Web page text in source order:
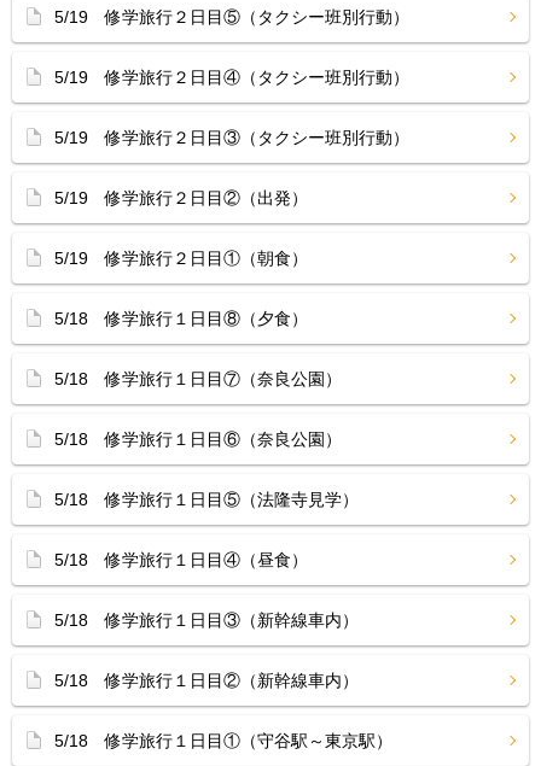
5/19 修学旅行２日目⑤（タクシー班別行動）
5/19 修学旅行２日目④（タクシー班別行動）
5/19 修学旅行２日目③（タクシー班別行動）
5/19 修学旅行２日目②（出発）
5/19 修学旅行２日目①（朝食）
5/18 修学旅行１日目⑧（夕食）
5/18 修学旅行１日目⑦（奈良公園）
5/18 修学旅行１日目⑥（奈良公園）
5/18 修学旅行１日目⑤（法隆寺見学）
5/18 修学旅行１日目④（昼食）
5/18 修学旅行１日目③（新幹線車内）
5/18 修学旅行１日目②（新幹線車内）
5/18 修学旅行１日目①（守谷駅～東京駅）